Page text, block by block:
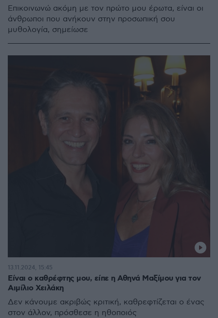
Επικοινωνώ ακόμη με τον πρώτο μου έρωτα, είναι οι
άνθρωποι που ανήκουν στην προσωπική σου
μυθολογία, σημείωσε
Είναι ο καθρέφτης μου, είπε η Αθηνά Μαξίμου για τον
Αιμίλιο Χειλάκη
Δεν κάνουμε ακριβώς κριτική, καθρεφτίζεται ο ένας
στον άλλον, πρόσθεσε η ηθοποιός
13.11.2024, 15:45